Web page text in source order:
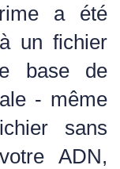
a été
un fichier
base de
- même
sans
ADN,